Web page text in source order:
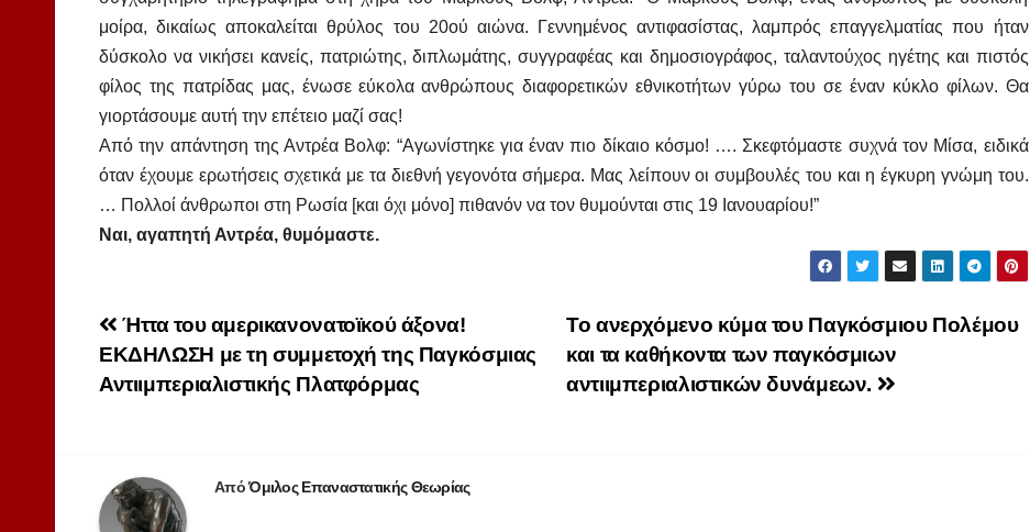
μοίρα, δικαίως αποκαλείται θρύλος του 20ού αιώνα. Γεννημένος αντιφασίστας, λαμπρός επαγγελματίας που ήταν
δύσκολο να νικήσει κανείς, πατριώτης, διπλωμάτης, συγγραφέας και δημοσιογράφος, ταλαντούχος ηγέτης και πιστός
φίλος της πατρίδας μας, ένωσε εύκολα ανθρώπους διαφορετικών εθνικοτήτων γύρω του σε έναν κύκλο φίλων. Θα
γιορτάσουμε αυτή την επέτειο μαζί σας!
Από την απάντηση της Αντρέα Βολφ: “Αγωνίστηκε για έναν πιο δίκαιο κόσμο! …. Σκεφτόμαστε συχνά τον Μίσα, ειδικά
όταν έχουμε ερωτήσεις σχετικά με τα διεθνή γεγονότα σήμερα. Μας λείπουν οι συμβουλές του και η έγκυρη γνώμη του.
… Πολλοί άνθρωποι στη Ρωσία [και όχι μόνο] πιθανόν να τον θυμούνται στις 19 Ιανουαρίου!”
Ναι, αγαπητή Αντρέα, θυμόμαστε.
Πλοήγηση
άρθρων
Το ανερχόμενο κύμα του Παγκόσμιου Πολέμου
και τα καθήκοντα των παγκόσμιων
αντιιμπεριαλιστικών δυνάμεων.
Ήττα του αμερικανονατοϊκού άξονα!
ΕΚΔΗΛΩΣΗ με τη συμμετοχή της Παγκόσμιας
Αντιιμπεριαλιστικής Πλατφόρμας
ΑπόΌμιλος Επαναστατικής Θεωρίας
ΑΝΤΙΚΟΜΜΟΥΝΙΣΜΌΣ